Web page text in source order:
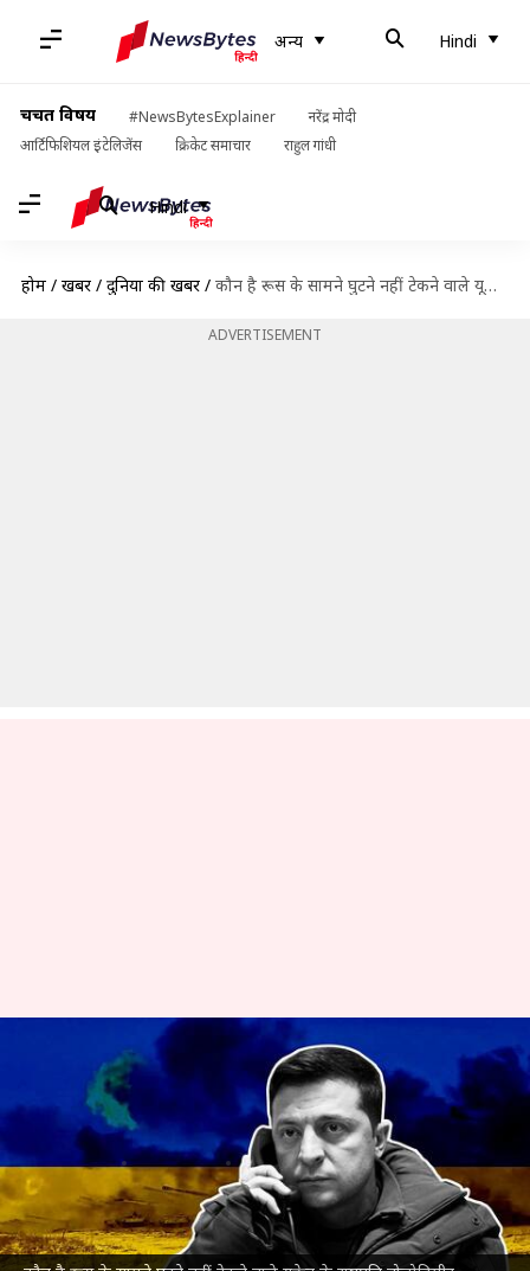
अन्य Hindi
चर्चित विषय #NewsBytesExplainer
नरेंद्र मोदी
आर्टिफिशियल इंटेलिजेंस
क्रिकेट समाचार राहुल गांधी
Hindi
होम / खबरें / दुनिया की खबरें / कौन है रूस के सामने घुटने नहीं टेकने वाले यूक्रेन के राष्ट्रपति वोलोडिमीर जेलेंस्की?
ADVERTISEMENT
कौन है रूस के सामने घुटने नहीं टेकने
वाले यूक्रेन के राष्ट्रपति वोलोडिमीर
जेलेंस्की?
लेखन भारत शर्मा Feb 26, 2022 03:42 pm
क्या है खबर?